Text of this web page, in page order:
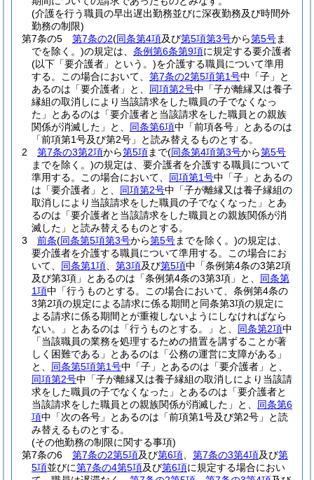
(介護を行う職員の早出遅出勤務並びに深夜勤務及び時間外
勤務の制限)
第7条の5
第7条の2(同条第4項及び第5項第3号から第5号ま
でを除く。)の規定は、 条例第6条第9項に規定する要介護者
(以下「要介護者」という。)を介護する職員について準用
する。
この場合において、 第7条の2第5項第1号中「子」と
あるのは「要介護者」と、 同項第2号中「子が離縁又は養子
縁組の取消しにより当該請求をした職員の子でなくなっ
た」とあるのは「要介護者と当該請求をした職員との親族
関係が消滅した」と、 同条第6項中「前項各号」とあるのは
「前項第1号及び第2号」と読み替えるものとする。
2
第7条の3第2項から第5項まで(同条第4項第3号から第5号
までを除く。)の規定は、要介護者を介護する職員について
準用する。
この場合において、 同項第1号中「子」とあるの
は「要介護者」と、 同項第2号中「子が離縁又は養子縁組の
取消しにより当該請求をした職員の子でなくなった」とあ
るのは「要介護者と当該請求をした職員との親族関係が消
滅した」と読み替えるものとする。
3
前条(同条第5項第3号から第5号までを除く。)の規定は、
要介護者を介護する職員について準用する。
この場合にお
いて、 同条第1項 第3項及び第5項中「条例第4条の3第2項
及び第3項」とあるのは「条例第4条の3第3項」と、 同条第
1項中「行うものとする。この場合において、条例第4条の
3第2項の規定による請求に係る期間と同条第3項の規定に
よる請求に係る期間とが重複しないようにしなければなら
ない。」とあるのは「行うものとする。」と、 同条第2項中
「当該職員の業務を処理するための措置を講ずることが著
しく困難である」とあるのは「公務の運営に支障がある」
と、 同条第5項第1号中「子」とあるのは「要介護者」と、
同項第2号中「子が離縁又は養子縁組の取消しにより当該請
求をした職員の子でなくなった」とあるのは「要介護者と
当該請求をした職員との親族関係が消滅した」と、 同条第6
項中「次の各号」とあるのは「前項第1号及び第2号」と読
み替えるものとする。
(その他勤務の制限に関する事項)
第7条の6
第7条の2第5項及び第6項 第7条の3第4項及び第
5項並びに第7条の4第5項及び第6項に規定する場合におい